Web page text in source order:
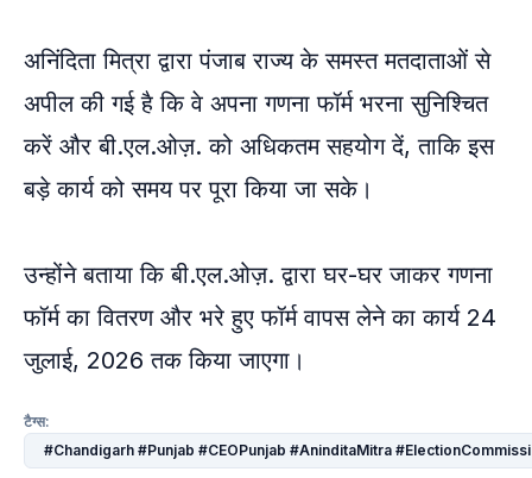
अनिंदिता मित्रा द्वारा पंजाब राज्य के समस्त मतदाताओं से
अपील की गई है कि वे अपना गणना फॉर्म भरना सुनिश्चित
करें और बी.एल.ओज़. को अधिकतम सहयोग दें, ताकि इस
बड़े कार्य को समय पर पूरा किया जा सके।
उन्होंने बताया कि बी.एल.ओज़. द्वारा घर-घर जाकर गणना
फॉर्म का वितरण और भरे हुए फॉर्म वापस लेने का कार्य 24
जुलाई, 2026 तक किया जाएगा।
टैग्स:
#Chandigarh #Punjab #CEOPunjab #AninditaMitra